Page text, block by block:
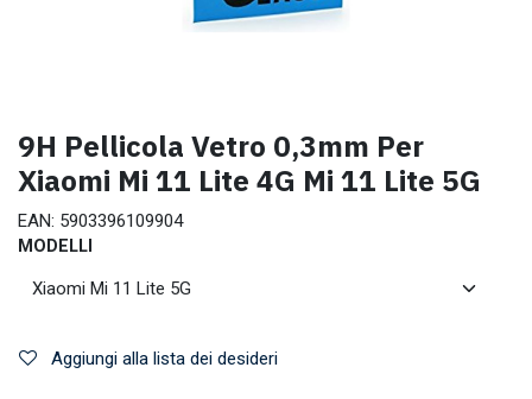
9H Pellicola Vetro 0,3mm Per
Xiaomi Mi 11 Lite 4G Mi 11 Lite 5G
EAN: 5903396109904
MODELLI
Aggiungi alla lista dei desideri